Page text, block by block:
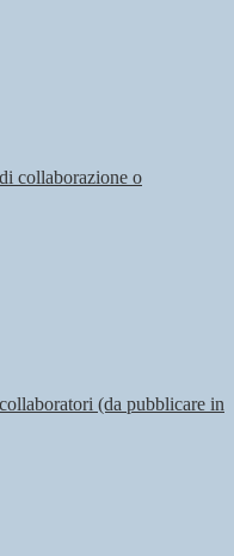
collaborazione o
(da pubblicare in